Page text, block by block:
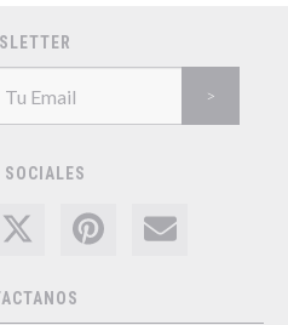
SOCIALES